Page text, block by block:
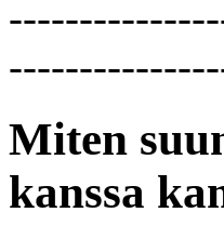
Miten
kanssa